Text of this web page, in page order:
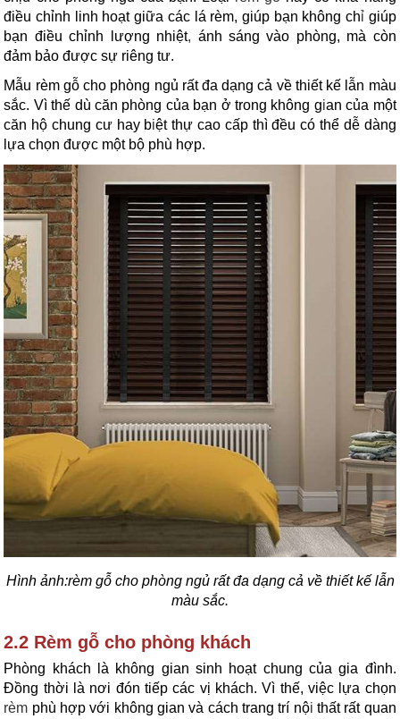
điều chỉnh linh hoạt giữa các lá rèm, giúp bạn không chỉ giúp
bạn điều chỉnh lượng nhiệt, ánh sáng vào phòng, mà còn
đảm bảo được sự riêng tư.
Mẫu rèm gỗ cho phòng ngủ rất đa dạng cả về thiết kế lẫn màu
sắc. Vì thế dù căn phòng của bạn ở trong không gian của một
căn hộ chung cư hay biệt thự cao cấp thì đều có thể dễ dàng
lựa chọn được một bộ phù hợp.
Hình ảnh:rèm gỗ cho phòng ngủ rất đa dạng cả về thiết kế lẫn
màu sắc.
2.2 Rèm gỗ cho phòng khách
Phòng khách là không gian sinh hoạt chung của gia đình.
Đồng thời là nơi đón tiếp các vị khách. Vì thế, việc lựa chọn
rèm phù hợp với không gian và cách trang trí nội thất rất quan